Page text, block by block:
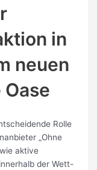
in
neuen
Rolle
„Ohne
aktive
der Wett-